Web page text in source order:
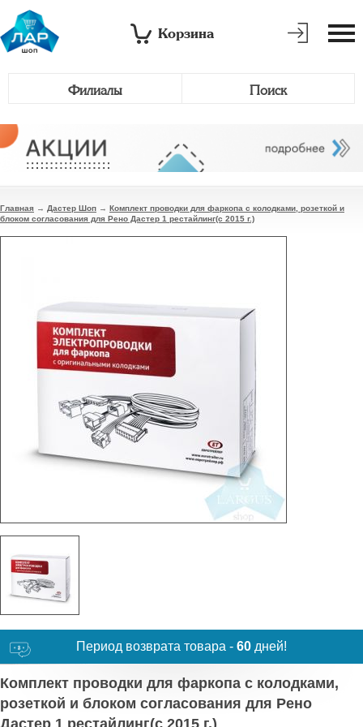
Корзина
Филиалы Поиск
Главная → Дастер Шоп → Комплект проводки для фаркопа с колодками, розеткой и
блоком согласования для Рено Дастер 1 рестайлинг(с 2015 г.)
Период возврата товара - 60 дней!
Комплект проводки для фаркопа с колодками,
розеткой и блоком согласования для Рено
Дастер 1 рестайлинг(с 2015 г.)